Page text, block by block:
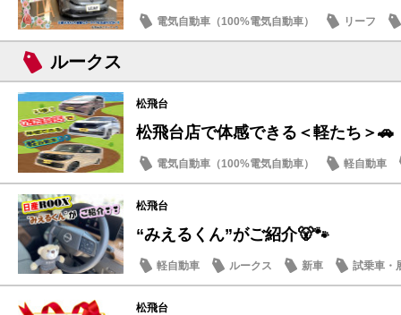
電気自動車（100%電気自動車） リーフ
ルークス
松飛台
松飛台店で体感できる＜軽たち＞🚗
電気自動車（100%電気自動車）
軽自動車
サクラ
松飛台
“みえるくん”がご紹介🐻🐾
軽自動車 ルークス 新車 試乗車・
松飛台